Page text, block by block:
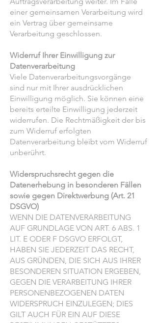
einer gemeinsamen Verarbeitung wird
ein Vertrag über gemeinsame
Verarbeitung geschlossen.
Widerruf Ihrer Einwilligung zur
Datenverarbeitung
Viele Datenverarbeitungsvorgänge
sind nur mit Ihrer ausdrücklichen
Einwilligung möglich. Sie können eine
bereits erteilte Einwilligung jederzeit
widerrufen. Die Rechtmäßigkeit der bis
zum Widerruf erfolgten
Datenverarbeitung bleibt vom Widerruf
unberührt.
Widerspruchsrecht gegen die
Datenerhebung in besonderen Fällen
sowie gegen Direktwerbung (Art. 21
DSGVO)
WENN DIE DATENVERARBEITUNG
AUF GRUNDLAGE VON ART. 6 ABS. 1
LIT. E ODER F DSGVO ERFOLGT,
HABEN SIE JEDERZEIT DAS RECHT,
AUS GRÜNDEN, DIE SICH AUS IHRER
BESONDEREN SITUATION ERGEBEN,
GEGEN DIE VERARBEITUNG IHRER
PERSONENBEZOGENEN DATEN
WIDERSPRUCH EINZULEGEN; DIES
GILT AUCH FÜR EIN AUF DIESE